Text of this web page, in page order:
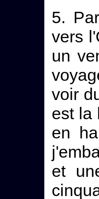
5.
vers
un
voir
est la
en
et